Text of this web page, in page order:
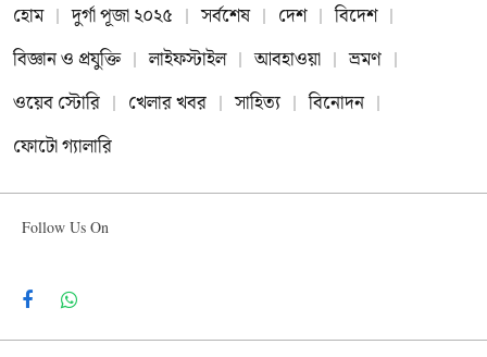
হোম দুর্গা পূজা ২০২৫ সর্বশেষ দেশ
বিদেশ
বিজ্ঞান ও প্রযুক্তি
লাইফস্টাইল আবহাওয়া
ভ্রমণ
ওয়েব স্টোরি
খেলার খবর সাহিত্য
বিনোদন
ফোটো গ্যালারি
Follow Us On
FacebookWhatsApp